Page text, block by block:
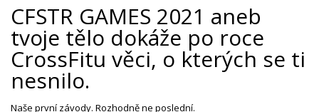
CFSTR GAMES 2021 aneb
tvoje tělo dokáže po roce
CrossFitu věci, o kterých se ti
nesnilo.
Naše první závody. Rozhodně ne poslední.